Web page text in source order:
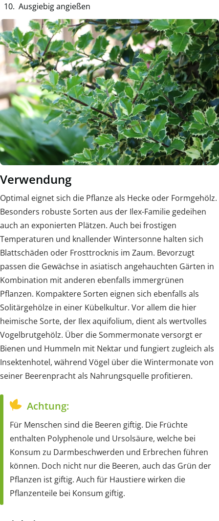
Ausgiebig angießen
Verwendung
Optimal eignet sich die Pflanze als Hecke oder Formgehölz.
Besonders robuste Sorten aus der Ilex-Familie gedeihen
auch an exponierten Plätzen. Auch bei frostigen
Temperaturen und knallender Wintersonne halten sich
Blattschäden oder Frosttrocknis im Zaum. Bevorzugt
passen die Gewächse in asiatisch angehauchten Gärten in
Kombination mit anderen ebenfalls immergrünen
Pflanzen. Kompaktere Sorten eignen sich ebenfalls als
Solitärgehölze in einer Kübelkultur. Vor allem die hier
heimische Sorte, der Ilex aquifolium, dient als wertvolles
Vogelbrutgehölz. Über die Sommermonate versorgt er
Bienen und Hummeln mit Nektar und fungiert zugleich als
Insektenhotel, während Vögel über die Wintermonate von
seiner Beerenpracht als Nahrungsquelle profitieren.
Achtung:
Für Menschen sind die Beeren giftig. Die Früchte
enthalten Polyphenole und Ursolsäure, welche bei
Konsum zu Darmbeschwerden und Erbrechen führen
können. Doch nicht nur die Beeren, auch das Grün der
Pflanzen ist giftig. Auch für Haustiere wirken die
Pflanzenteile bei Konsum giftig.